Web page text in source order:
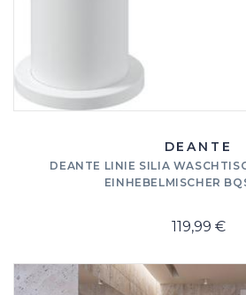
DEANTE
DEANTE LINIE SILIA
EINHEBELMISCHER
119,99 €